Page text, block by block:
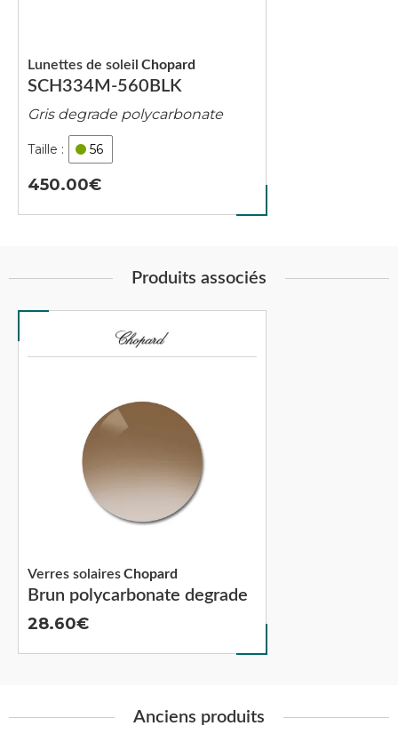
SCH334M-560BLK
Lunettes de soleil Chopard
Gris degrade polycarbonate
56
450.00
Produits associés
Brun polycarbonate degrade
Verres solairesChopard
28.60
Anciens produits